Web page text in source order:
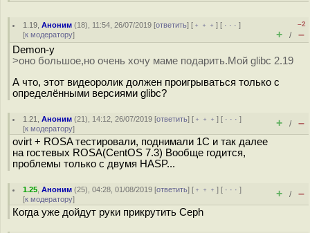
1.19 ,Аноним (18), 11:54, 26/07/2019 [ответить] [ ﹢﹢﹢] [ · · ·]
[к модератору]
–2
+ / –
Demon-у
>оно большое,но очень хочу маме подарить.Мой glibc 2.19
А что, этот видеоролик должен проигрываться только с
определёнными версиями glibc?
1.21 ,Аноним (21), 14:12, 26/07/2019 [ответить] [ ﹢﹢﹢] [ · · ·]
[к модератору] + / –
ovirt + ROSA тестировали, поднимали 1С и так далее
на гостевых ROSA(CentOS 7.3) Вообще годится,
проблемы только с двумя HASP...
1.25 ,Аноним (25), 04:28, 01/08/2019 [ответить] [ ﹢﹢﹢] [ · · ·]
[к модератору] + / –
Когда уже дойдут руки прикрутить Ceph